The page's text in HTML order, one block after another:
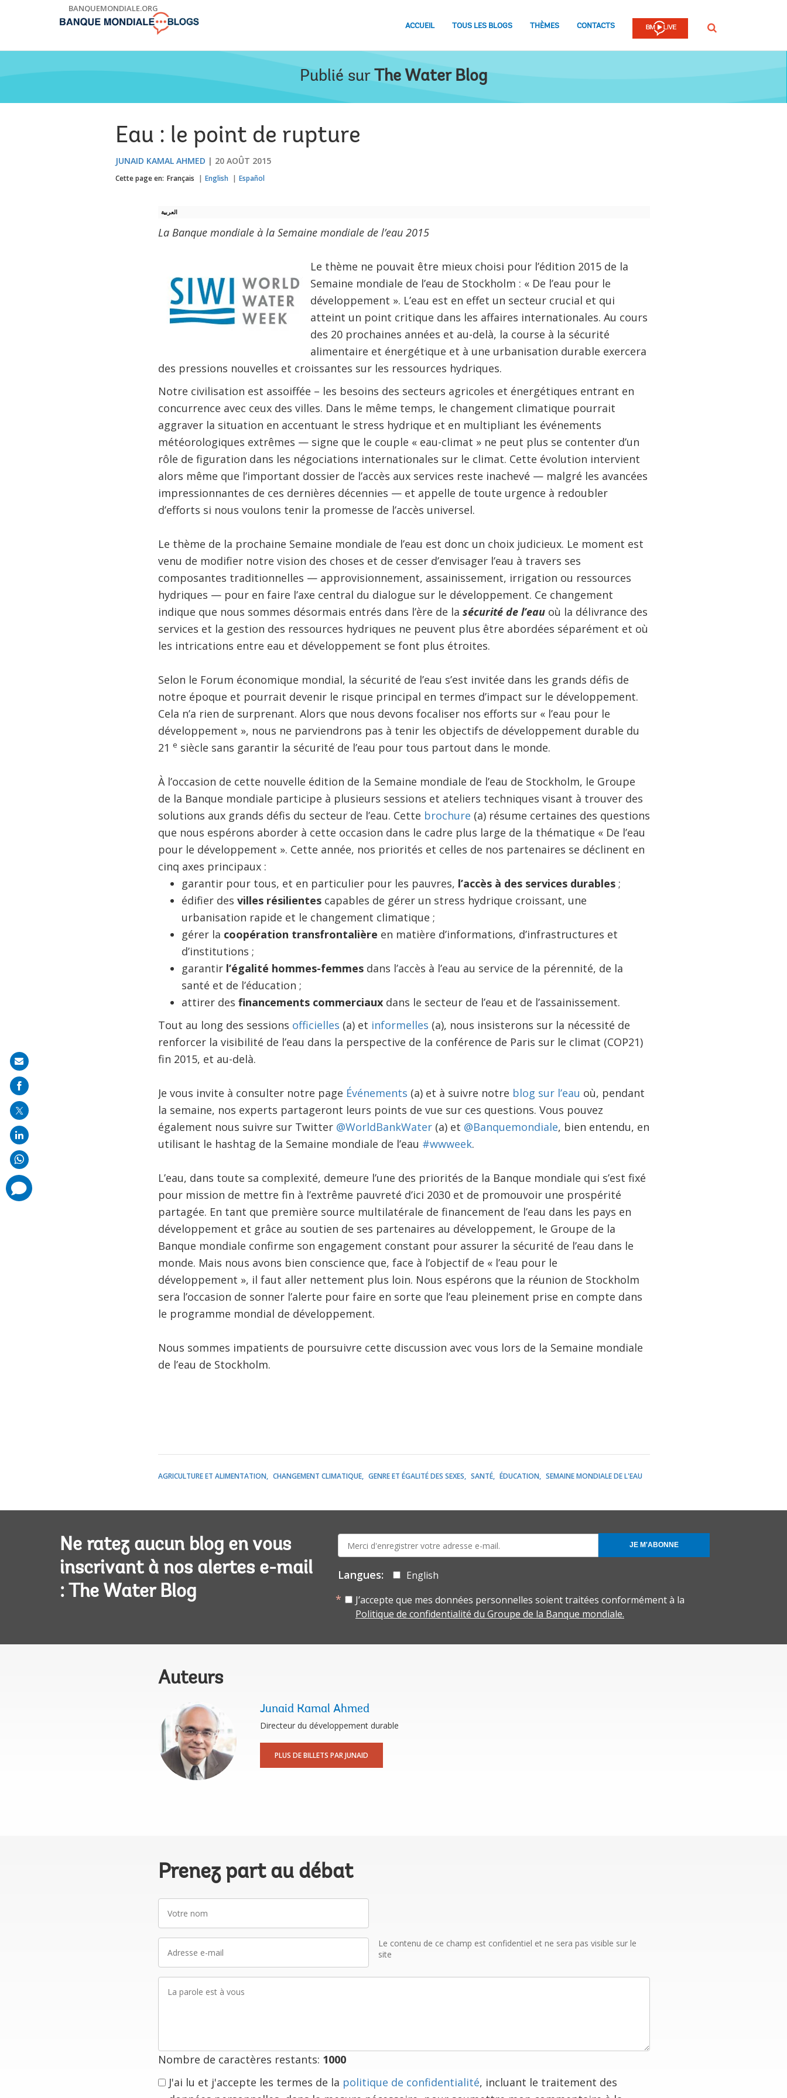
BANQUEMONDIALE.ORG
ACCUEIL TOUS LES BLOGS THÈMES CONTACTS Rechercher
Publié sur The Water Blog
Eau : le point de rupture
JUNAID KAMAL AHMED 20 AOÛT 2015
Cette page en: Français English Español
العربية
La Banque mondiale à la Semaine mondiale de l’eau 2015
Le thème ne pouvait être mieux choisi pour l’édition 2015 de la
Semaine mondiale de l’eau de Stockholm : « De l’eau pour le
développement ». L’eau est en effet un secteur crucial et qui
atteint un point critique dans les affaires internationales. Au cours
des 20 prochaines années et au-delà, la course à la sécurité
alimentaire et énergétique et à une urbanisation durable exercera
des pressions nouvelles et croissantes sur les ressources hydriques.
Notre civilisation est assoiffée – les besoins des secteurs agricoles et énergétiques entrant en
concurrence avec ceux des villes. Dans le même temps, le changement climatique pourrait
aggraver la situation en accentuant le stress hydrique et en multipliant les événements
météorologiques extrêmes — signe que le couple « eau-climat » ne peut plus se contenter d’un
rôle de figuration dans les négociations internationales sur le climat. Cette évolution intervient
alors même que l’important dossier de l’accès aux services reste inachevé — malgré les avancées
impressionnantes de ces dernières décennies — et appelle de toute urgence à redoubler
d’efforts si nous voulons tenir la promesse de l’accès universel.
Le thème de la prochaine Semaine mondiale de l’eau est donc un choix judicieux. Le moment est
venu de modifier notre vision des choses et de cesser d’envisager l’eau à travers ses
composantes traditionnelles — approvisionnement, assainissement, irrigation ou ressources
hydriques — pour en faire l’axe central du dialogue sur le développement. Ce changement
indique que nous sommes désormais entrés dans l’ère de la sécurité de l’eauoù la délivrance des
services et la gestion des ressources hydriques ne peuvent plus être abordées séparément et où
les intrications entre eau et développement se font plus étroites.
Selon le Forum économique mondial, la sécurité de l’eau s’est invitée dans les grands défis de
notre époque et pourrait devenir le risque principal en termes d’impact sur le développement.
Cela n’a rien de surprenant. Alors que nous devons focaliser nos efforts sur « l’eau pour le
développement », nous ne parviendrons pas à tenir les objectifs de développement durable du
21 e siècle sans garantir la sécurité de l’eau pour tous partout dans le monde.
À l’occasion de cette nouvelle édition de la Semaine mondiale de l’eau de Stockholm, le Groupe
de la Banque mondiale participe à plusieurs sessions et ateliers techniques visant à trouver des
solutions aux grands défis du secteur de l’eau. Cette brochure (a) résume certaines des questions
que nous espérons aborder à cette occasion dans le cadre plus large de la thématique « De l’eau
pour le développement ». Cette année, nos priorités et celles de nos partenaires se déclinent en
cinq axes principaux :
garantir pour tous, et en particulier pour les pauvres, l’accès à des services durables;
édifier des villes résilientescapables de gérer un stress hydrique croissant, une
urbanisation rapide et le changement climatique ;
gérer la coopération transfrontalière en matière d’informations, d’infrastructures et
d’institutions ;
garantir l’égalité hommes-femmes dans l’accès à l’eau au service de la pérennité, de la
santé et de l’éducation ;
attirer des financements commerciaux dans le secteur de l’eau et de l’assainissement.
Tout au long des sessions officielles (a) et informelles (a), nous insisterons sur la nécessité de
renforcer la visibilité de l’eau dans la perspective de la conférence de Paris sur le climat (COP21)
fin 2015, et au-delà.
Je vous invite à consulter notre page Événements (a) et à suivre notre blog sur l’eau où, pendant
la semaine, nos experts partageront leurs points de vue sur ces questions. Vous pouvez
également nous suivre sur Twitter @WorldBankWater(a) et @Banquemondiale, bien entendu, en
utilisant le hashtag de la Semaine mondiale de l’eau #wwweek.
L’eau, dans toute sa complexité, demeure l’une des priorités de la Banque mondiale qui s’est fixé
pour mission de mettre fin à l’extrême pauvreté d’ici 2030 et de promouvoir une prospérité
partagée. En tant que première source multilatérale de financement de l’eau dans les pays en
développement et grâce au soutien de ses partenaires au développement, le Groupe de la
Banque mondiale confirme son engagement constant pour assurer la sécurité de l’eau dans le
monde. Mais nous avons bien conscience que, face à l’objectif de « l’eau pour le
développement », il faut aller nettement plus loin. Nous espérons que la réunion de Stockholm
sera l’occasion de sonner l’alerte pour faire en sorte que l’eau pleinement prise en compte dans
le programme mondial de développement.
Nous sommes impatients de poursuivre cette discussion avec vous lors de la Semaine mondiale
de l’eau de Stockholm.
AGRICULTURE ET ALIMENTATION CHANGEMENT CLIMATIQUE GENRE ET ÉGALITÉ DES SEXES SANTÉ ÉDUCATION SEMAINE MONDIALE DE L'EAU
Ne ratez aucun blog en vous
inscrivant à nos alertes e-mail
: The Water Blog
mail:
Langues:
English
J’accepte que mes données personnelles soient traitées conformément à la
Politique de confidentialité du Groupe de la Banque mondiale.
JE M'ABONNE
Auteurs
Junaid Kamal Ahmed
Directeur du développement durable
PLUS DE BILLETS PAR JUNAID
Prenez part au débat
nom
Le contenu de ce champ est confidentiel et ne sera pas visible sur le
site
parole
Nombre de caractères restants: 1000
J'ai lu et j'accepte les termes de la politique de confidentialité, incluant le traitement des
Share
on
mail
comments
added